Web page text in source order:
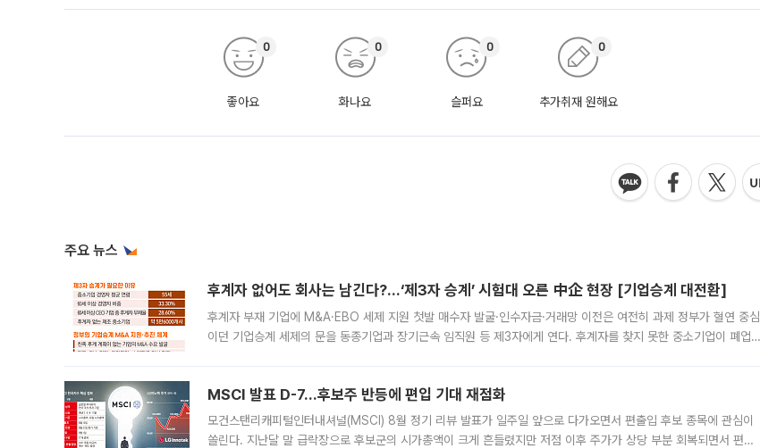
좋아요
0
화나요
0
슬퍼요
0
추가취재 원해요
0
주요 뉴스
후계자 없어도 회사는 남긴다?…‘제3자 승계’ 시험대 오른 中企 현장 [기업승계 대전환]
후계자 부재 기업에 M&A·EBO 세제 지원 첫발 매수자 발굴·인수자금·거래망 이전은 여전히 과제 정부가 혈연 중심
이던 기업승계 세제의 문을 동종기업과 장기근속 임직원 등 제3자에게 연다. 후계자를 찾지 못한 중소기업이 폐업
MSCI 발표 D-7…후보주 반등에 편입 기대 재점화
모건스탠리캐피털인터내셔널(MSCI) 8월 정기 리뷰 발표가 일주일 앞으로 다가오면서 편출입 후보 종목에 관심이
쏠린다. 지난달 말 급락장으로 후보군의 시가총액이 크게 흔들렸지만 저점 이후 주가가 상당 부분 회복되면서 편입